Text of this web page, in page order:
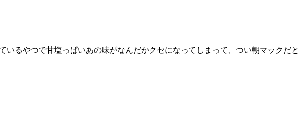
るやつで甘塩っぱいあの味がなんだかクセになってしまって、つい朝マックだと